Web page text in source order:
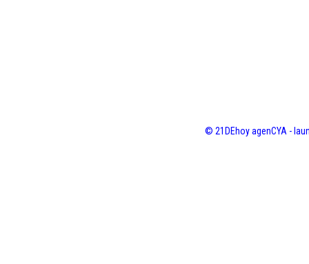
© 21DEhoy agenCYA -